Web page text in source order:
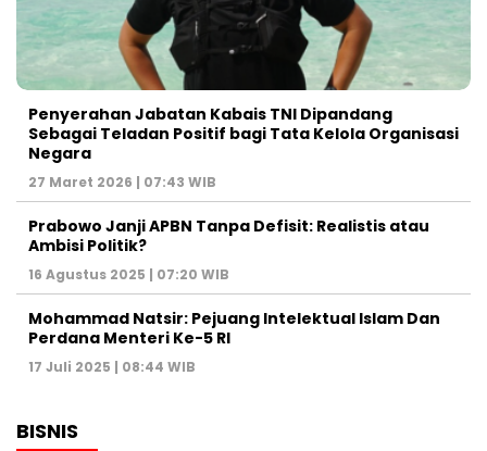
Penyerahan Jabatan Kabais TNI Dipandang
Sebagai Teladan Positif bagi Tata Kelola Organisasi
Negara
27 Maret 2026 | 07:43 WIB
Prabowo Janji APBN Tanpa Defisit: Realistis atau
Ambisi Politik?
16 Agustus 2025 | 07:20 WIB
Mohammad Natsir: Pejuang Intelektual Islam Dan
Perdana Menteri Ke-5 RI
17 Juli 2025 | 08:44 WIB
BISNIS